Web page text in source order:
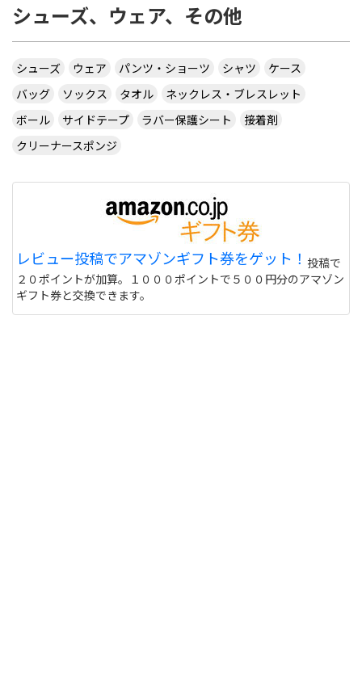
シューズ、ウェア、その他
シューズ ウェア パンツ・ショーツ シャツ
ケース
バッグ
ソックス タオル
ネックレス・ブレスレット
ボール
サイドテープ ラバー保護シート
接着剤
クリーナースポンジ
レビュー投稿でアマゾンギフト券をゲット！ 投稿で
２０ポイントが加算。１０００ポイントで５００円分のアマゾン
ギフト券と交換できます。